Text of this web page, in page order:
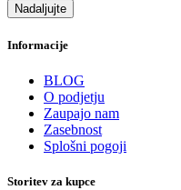
Nadaljujte
Informacije
BLOG
O podjetju
Zaupajo nam
Zasebnost
Splošni pogoji
Storitev za kupce